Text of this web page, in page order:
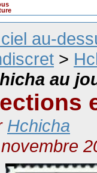
au-
>
au
Hchicha